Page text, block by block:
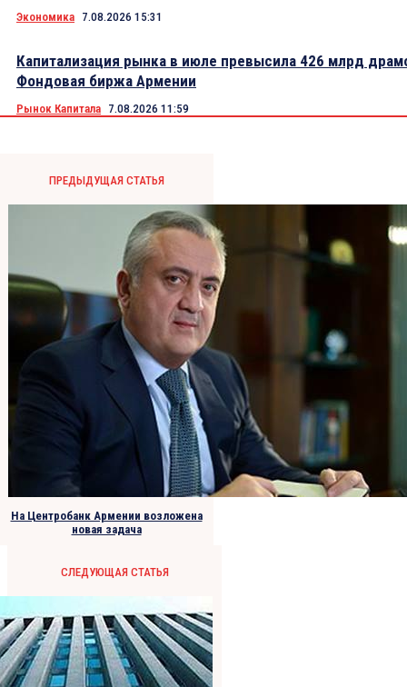
Экономика 7.08.2026 15:31
Капитализация рынка в июле превысила 426 млрд
Фондовая биржа Армении
Рынок Капитала 7.08.2026 11:59
ПРЕДЫДУЩАЯ СТАТЬЯ
На Центробанк Армении возложена
новая задача
СЛЕДУЮЩАЯ СТАТЬЯ